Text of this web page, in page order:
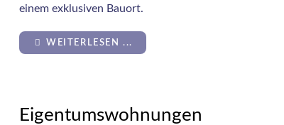
einem exklusiven Bauort.
WEITERLESEN ...
Eigentumswohnungen